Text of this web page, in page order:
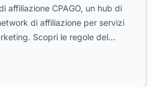
affiliazione CPAGO, un hub di
di affiliazione per servizi
Scopri le regole del...